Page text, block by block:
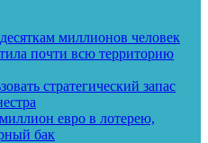
миллионов человек
почти всю территорию
стратегический запас
евро в лотерею,
бак